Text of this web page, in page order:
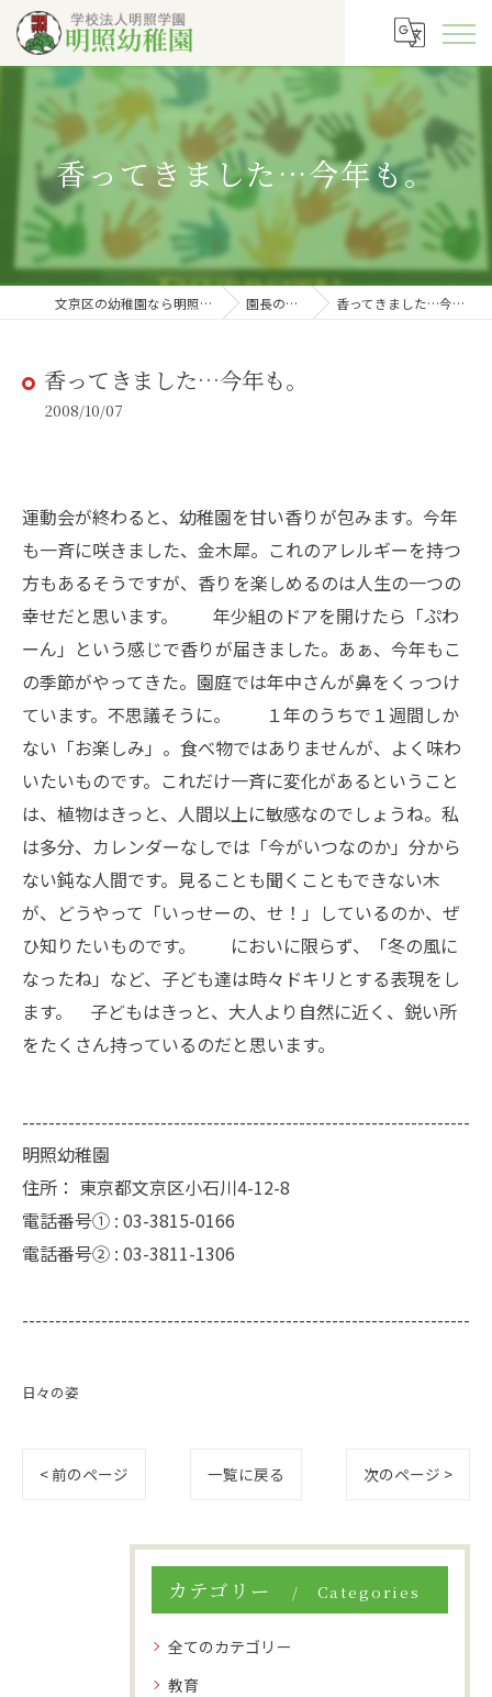
香ってきました…今年も。
文京区の幼稚園なら明照幼稚園 園長の徒然 香ってきました…今年も。
香ってきました…今年も。
2008/10/07
運動会が終わると、幼稚園を甘い香りが包みます。今年
も一斉に咲きました、金木犀。これのアレルギーを持つ
方もあるそうですが、香りを楽しめるのは人生の一つの
幸せだと思います。 年少組のドアを開けたら「ぷわ
ーん」という感じで香りが届きました。あぁ、今年もこ
の季節がやってきた。園庭では年中さんが鼻をくっつけ
ています。不思議そうに。 １年のうちで１週間しか
ない「お楽しみ」。食べ物ではありませんが、よく味わ
いたいものです。これだけ一斉に変化があるということ
は、植物はきっと、人間以上に敏感なのでしょうね。私
は多分、カレンダーなしでは「今がいつなのか」分から
ない鈍な人間です。見ることも聞くこともできない木
が、どうやって「いっせーの、せ！」しているのか、ぜ
ひ知りたいものです。 においに限らず、「冬の風に
なったね」など、子ども達は時々ドキリとする表現をし
ます。 子どもはきっと、大人より自然に近く、鋭い所
をたくさん持っているのだと思います。
--------------------------------------------------------------------
明照幼稚園
住所： 東京都文京区小石川4-12-8
電話番号① : 03-3815-0166
電話番号② : 03-3811-1306
--------------------------------------------------------------------
日々の姿
< 前のページ 一覧に戻る 次のページ >
カテゴリー Categories
全てのカテゴリー
教育